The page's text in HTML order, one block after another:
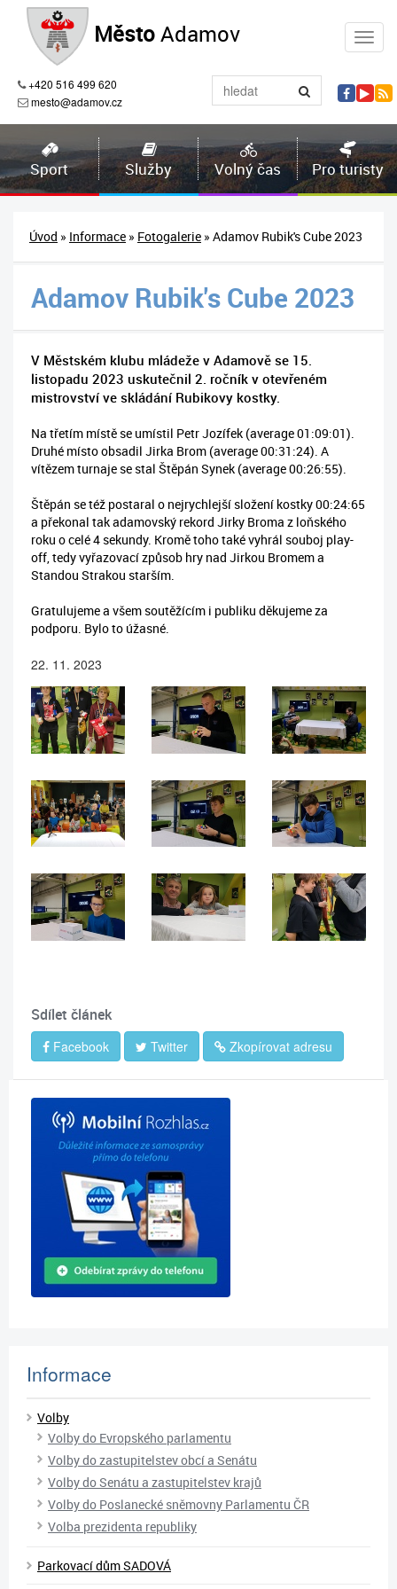
MěstoAdamov
+420 516 499 620
mesto@adamov.cz
Sport Služby Volný čas Pro turisty
Úvod » Informace » Fotogalerie » Adamov Rubik's Cube 2023
Adamov Rubik's Cube 2023
V Městském klubu mládeže v Adamově se 15.
listopadu 2023 uskutečnil 2. ročník v otevřeném
mistrovství ve skládání Rubikovy kostky.
Na třetím místě se umístil Petr Jozífek (average 01:09:01).
Druhé místo obsadil Jirka Brom (average 00:31:24). A
vítězem turnaje se stal Štěpán Synek (average 00:26:55).
Štěpán se též postaral o nejrychlejší složení kostky 00:24:65
a překonal tak adamovský rekord Jirky Broma z loňského
roku o celé 4 sekundy. Kromě toho také vyhrál souboj play-
off, tedy vyřazovací způsob hry nad Jirkou Bromem a
Standou Strakou starším.
Gratulujeme a všem soutěžícím i publiku děkujeme za
podporu. Bylo to úžasné.
22. 11. 2023
Sdílet článek
Facebook Twitter Zkopírovat adresu
Informace
Volby
Volby do Evropského parlamentu
Volby do zastupitelstev obcí a Senátu
Volby do Senátu a zastupitelstev krajů
Volby do Poslanecké sněmovny Parlamentu ČR
Volba prezidenta republiky
Parkovací dům SADOVÁ